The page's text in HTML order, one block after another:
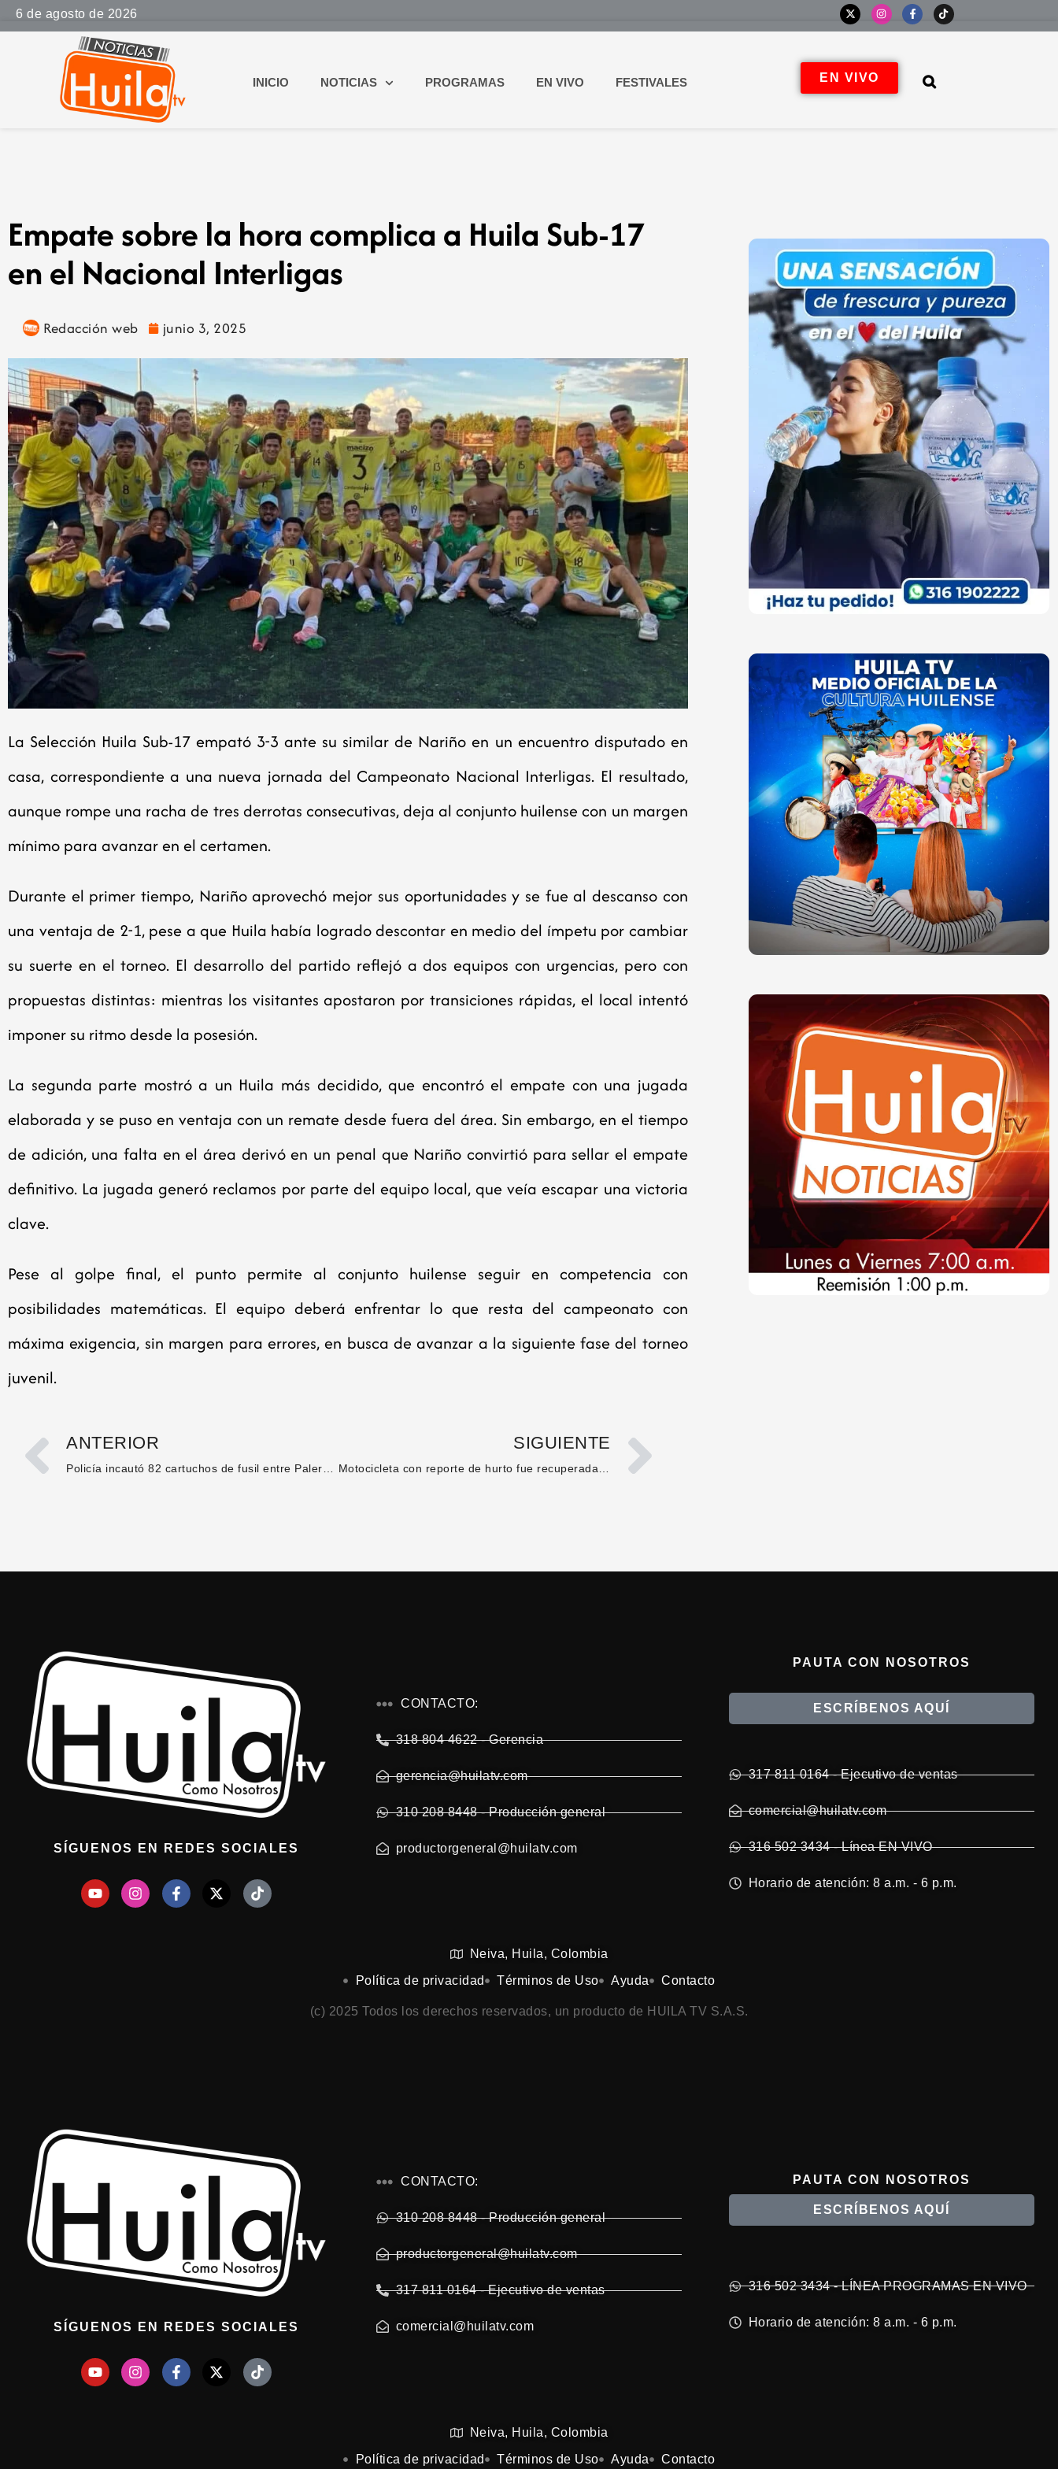
6 de agosto de 2026
INICIO NOTICIAS PROGRAMAS EN VIVO FESTIVALES EN VIVO
Empate sobre la hora complica a Huila Sub-17
en el Nacional Interligas
Redacción web junio 3, 2025
La Selección Huila Sub-17 empató 3-3 ante su similar de Nariño en un encuentro disputado en
casa, correspondiente a una nueva jornada del Campeonato Nacional Interligas. El resultado,
aunque rompe una racha de tres derrotas consecutivas, deja al conjunto huilense con un margen
mínimo para avanzar en el certamen.
Durante el primer tiempo, Nariño aprovechó mejor sus oportunidades y se fue al descanso con
una ventaja de 2-1, pese a que Huila había logrado descontar en medio del ímpetu por cambiar
su suerte en el torneo. El desarrollo del partido reflejó a dos equipos con urgencias, pero con
propuestas distintas: mientras los visitantes apostaron por transiciones rápidas, el local intentó
imponer su ritmo desde la posesión.
La segunda parte mostró a un Huila más decidido, que encontró el empate con una jugada
elaborada y se puso en ventaja con un remate desde fuera del área. Sin embargo, en el tiempo
de adición, una falta en el área derivó en un penal que Nariño convirtió para sellar el empate
definitivo. La jugada generó reclamos por parte del equipo local, que veía escapar una victoria
clave.
Pese al golpe final, el punto permite al conjunto huilense seguir en competencia con
posibilidades matemáticas. El equipo deberá enfrentar lo que resta del campeonato con
máxima exigencia, sin margen para errores, en busca de avanzar a la siguiente fase del torneo
juvenil.
ANTERIOR SIGUIENTE
SÍGUENOS EN REDES SOCIALES
CONTACTO:
318 804 4622 - Gerencia
gerencia@huilatv.com
310 208 8448 - Producción general
productorgeneral@huilatv.com
PAUTA CON NOSOTROS
ESCRÍBENOS AQUÍ
317 811 0164 - Ejecutivo de ventas
comercial@huilatv.com
316 502 3434 - Línea EN VIVO
Horario de atención: 8 a.m. - 6 p.m.
Neiva, Huila, Colombia
Política de privacidad
Términos de Uso Ayuda Contacto
(c) 2025 Todos los derechos reservados, un producto de HUILA TV S.A.S.
SÍGUENOS EN REDES SOCIALES
CONTACTO:
310 208 8448 - Producción general
productorgeneral@huilatv.com
317 811 0164 - Ejecutivo de ventas
comercial@huilatv.com
PAUTA CON NOSOTROS
ESCRÍBENOS AQUÍ
316 502 3434 - LÍNEA PROGRAMAS EN VIVO
Horario de atención: 8 a.m. - 6 p.m.
Neiva, Huila, Colombia
Política de privacidad
Términos de Uso Ayuda Contacto